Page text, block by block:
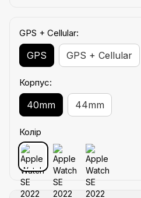
GPS + Cellular:
GPS GPS + Cellular
Корпус:
40mm 44mm
Колір